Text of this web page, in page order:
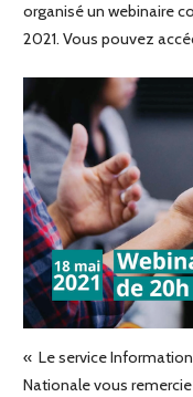
organisé un webinaire
2021. Vous pouvez
« Le service
Nationale vous